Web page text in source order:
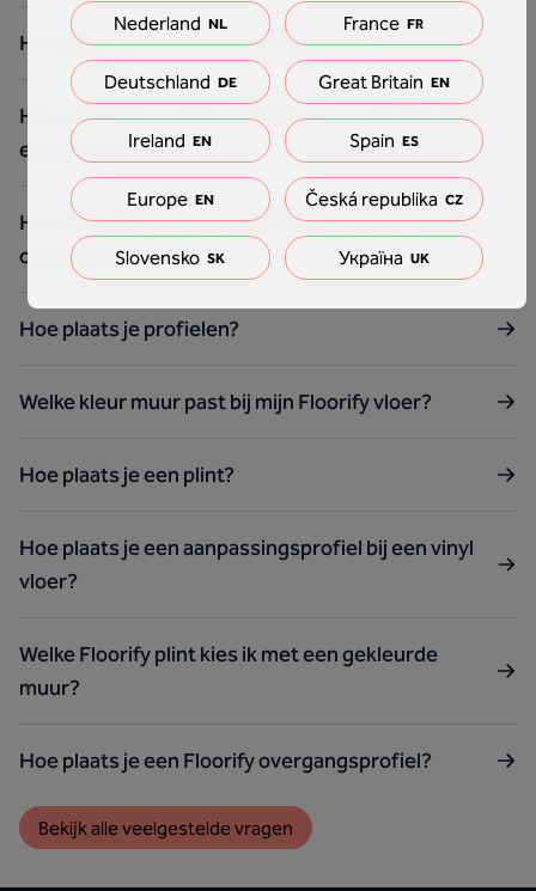
Hoe plaats je een Floorify eindprofiel?
Hoeveel plaats moet je vrijlaten voor het Floorify
eindprofiel?
Hoeveel plaats moet je vrijlaten voor het Floorify
overgangsprofiel?
Hoe plaats je profielen?
Welke kleur muur past bij mijn Floorify vloer?
Hoe plaats je een plint?
Hoe plaats je een aanpassingsprofiel bij een vinyl
vloer?
Welke Floorify plint kies ik met een gekleurde
muur?
Hoe plaats je een Floorify overgangsprofiel?
Bekijk alle veelgestelde vragen
Nederland NL France FR
Deutschland DE Great Britain EN
Ireland EN Spain ES
Europe EN Česká republika CZ
Slovensko SK Україна UK